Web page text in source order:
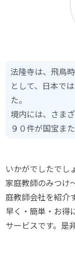
法隆寺は、飛鳥
として、日本で
た。
境内には、さま
９０件が国宝ま
いかがでしたでし
家庭教師のみつけ
庭教師会社を紹介
早く・簡単・お得
サービスです。是